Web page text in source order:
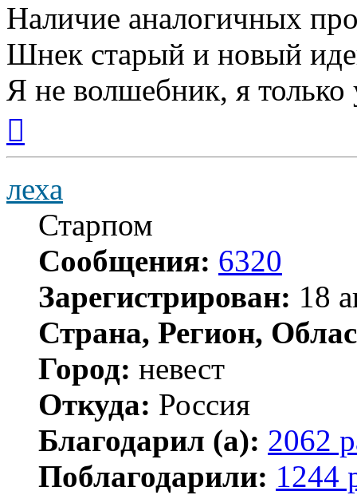
Наличие аналогичных
Шнек старый и новый
Я не волшебник, я только
началу
леха
Старпом
Сообщения: 6320
Зарегистрирован: 18
Страна, Регион,
Город: невест
Откуда: Россия
Благодарил (а): 2062
Поблагодарили: 1244